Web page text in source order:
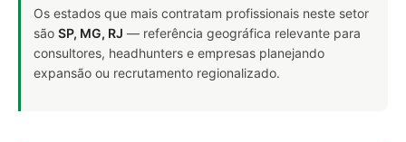
Os estados que mais contratam profissionais neste setor
são SP, MG, RJ — referência geográfica relevante para
consultores, headhunters e empresas planejando
expansão ou recrutamento regionalizado.